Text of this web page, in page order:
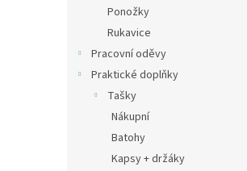
Ponožky
Rukavice
Pracovní oděvy
Praktické doplňky
Tašky
Nákupní
Batohy
Kapsy + držáky